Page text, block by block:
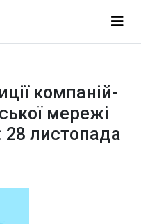
компаній-
мережі
28 листопада